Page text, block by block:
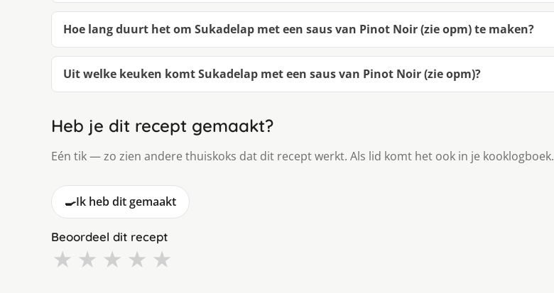
Hoe lang duurt het om Sukadelap met een saus van Pinot Noir (zie opm) te maken?
Uit welke keuken komt Sukadelap met een saus van Pinot Noir (zie opm)?
Heb je dit recept gemaakt?
Eén tik — zo zien andere thuiskoks dat dit recept werkt. Als lid komt het ook in je kooklogboek.
🍳Ik heb dit gemaakt
Beoordeel dit recept
★ ★ ★ ★ ★